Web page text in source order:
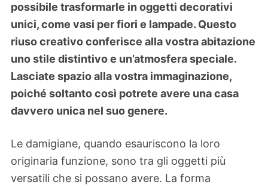
possibile trasformarle in oggetti decorativi
unici, come vasi per fiori e lampade. Questo
riuso creativo conferisce alla vostra abitazione
uno stile distintivo e un’atmosfera speciale.
Lasciate spazio alla vostra immaginazione,
poiché soltanto così potrete avere una casa
davvero unica nel suo genere.
Le damigiane, quando esauriscono la loro
originaria funzione, sono tra gli oggetti più
versatili che si possano avere. La forma